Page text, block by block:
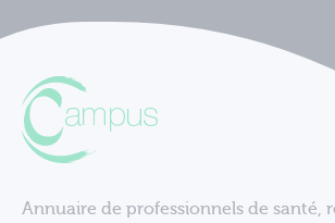
Annuaire de professionnels de santé,